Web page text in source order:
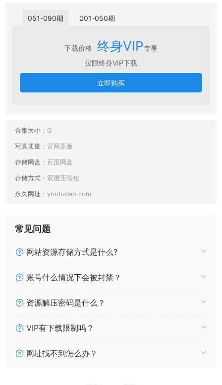
[9521摄影写真] 2022.05.03 NO.089 小宇
[9521摄影写真] 2022.04.18 NO.087 NANA独角戏3女王的娇羞
[9521摄影写真] 2022.04.04 NO.085 NANA独角戏2黑丝莫奈花
[9521摄影写真] 2022.03.28 NO.084 NANA独角戏1
051-090期 001-050期
下载价格 终身VIP专享
仅限终身VIP下载
立即购买
合集大小： G
写真质量： 官网原版
存储网盘： 百度网盘
存储方式： 双层压缩包
永久网址： youtudao.com
常见问题
网站资源存储方式是什么?
账号什么情况下会被封禁？
资源解压密码是什么？
VIP有下载限制吗？
网址找不到怎么办？